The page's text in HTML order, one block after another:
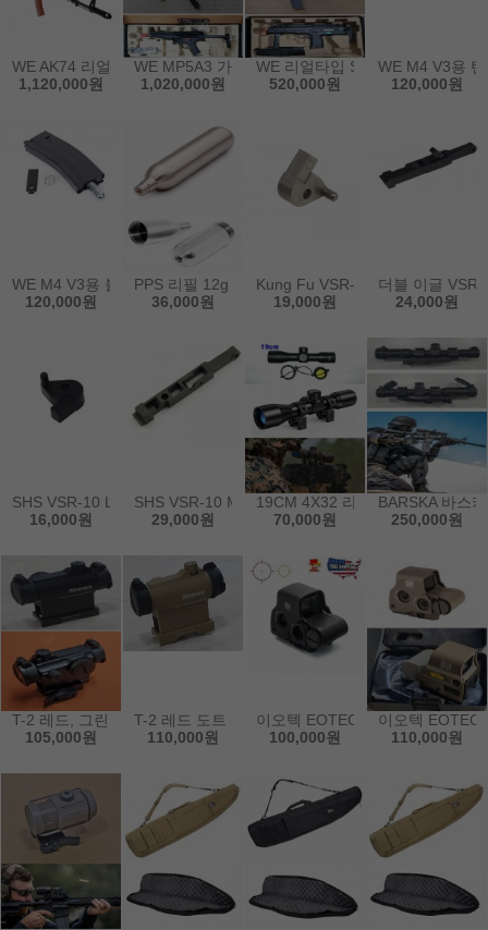
WE AK74 리얼 우드버젼 가스건(사은품-오리지널 메탈 소염기)
1,120,000원
WE MP5A3 가스 소총 (사은품-오리지널 메탈 소염
1,020,000원
WE 리얼타입 SMG-8 MP7 가스총
520,000원
WE M4 V3용
120,000원
WE M4 V3용 블랙 CO2 탄창
120,000원
PPS 리필 12g CO2 카트리지
36,000원
Kung Fu VSR-10 L96용 1번 강철
19,000원
더블 이글
24,000원
SHS VSR-10 L96용 1번 스틸 시어
16,000원
SHS VSR-10 MB-02용 2번 스틸 시어
29,000원
19CM 4X32 라이플 스코프
70,000원
BARSKA 바스
250,000원
T-2 레드, 그린 블랙 도트 사이트
105,000원
T-2 레드 도트 사이트-탠칼라
110,000원
이오텍 EOTECH 558 도트-블랙
100,000원
이오텍
110,000원